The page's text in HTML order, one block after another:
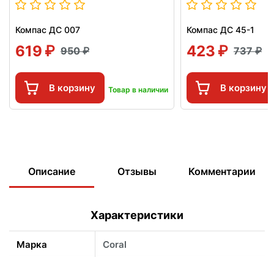
Компас ДС 007
619 950
В корзину Товар в наличии
Компас ДС 45-1
423 737
В корзину
Описание Отзывы Комментарии
Характеристики
Марка Coral